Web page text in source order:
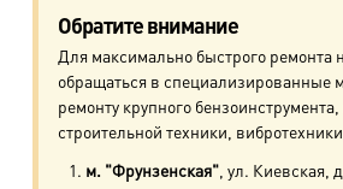
м.
пр.
м.
Обратите внимание
Для максимально быстрого ремонта
обращаться в специализированные
ремонту крупного бензоинструмента,
строительной техники,
м. "Фрунзенская" , ул. Киевская,